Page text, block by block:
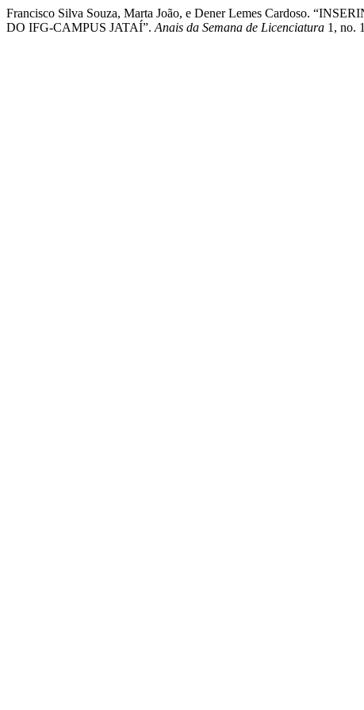
Francisco Silva Souza, Marta João, e Dener Lemes Cardoso.
DO IFG-CAMPUS JATAÍ”. Anais da Semana de Licenciatura 1, no.